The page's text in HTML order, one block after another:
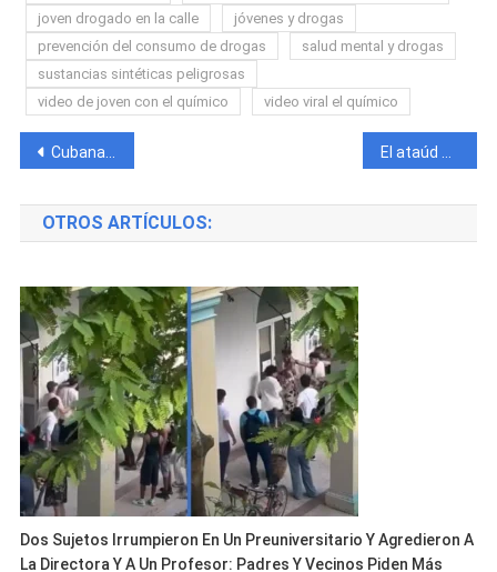
joven drogado en la calle
jóvenes y drogas
prevención del consumo de drogas
salud mental y drogas
sustancias sintéticas peligrosas
video de joven con el químico
video viral el químico
Navegación
de
entradas
Cubana cuenta como su familia estuvo 24 horas con electricidad en Punta Cana y lo que sufrió al verlos regresar a los apagones en Cuba
OTROS ARTÍCULOS:
Dos Sujetos Irrumpieron En Un Preuniversitario Y Agredieron A
La Directora Y A Un Profesor: Padres Y Vecinos Piden Más